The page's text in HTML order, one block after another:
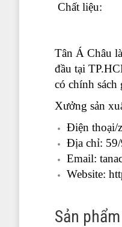
Chất liệu:
Tân Á Châu
đầu tại
có chính sách
Xưởng sản
Điện thoại/
Địa chỉ:
Email:
Website:
Sản